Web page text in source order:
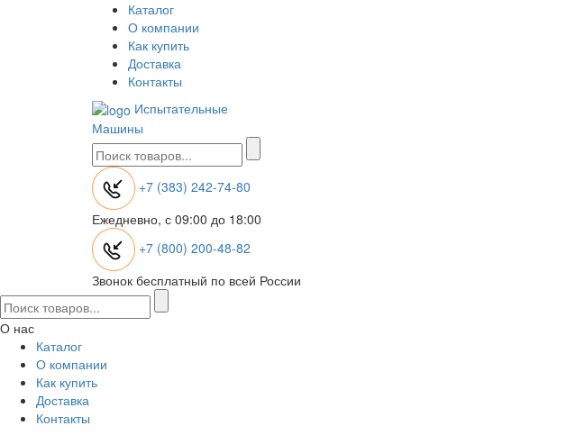
Каталог
О компании
Как купить
Доставка
Контакты
Испытательные
Машины
+7 (383) 242-74-80
Ежедневно, с 09:00 до 18:00
+7 (800) 200-48-82
Звонок бесплатный по всей России
О нас
Каталог
О компании
Как купить
Доставка
Контакты